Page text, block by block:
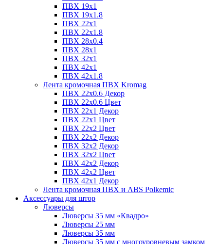
ПВХ 19х1
ПВХ 19х1.8
ПВХ 22х1
ПВХ 22х1.8
ПВХ 28х0.4
ПВХ 28х1
ПВХ 32x1
ПВХ 42х1
ПВХ 42х1.8
Лента кромочная ПВХ Kromag
ПВХ 22x0.6 Декор
ПВХ 22x0.6 Цвет
ПВХ 22x1 Декор
ПВХ 22x1 Цвет
ПВХ 22x2 Цвет
ПВХ 22x2 Декор
ПВХ 32x2 Декор
ПВХ 32x2 Цвет
ПВХ 42x2 Декор
ПВХ 42x2 Цвет
ПВХ 42x1 Декор
Лента кромочная ПВХ и ABS Polkemic
Аксессуары для штор
Люверсы
Люверсы 35 мм «Квадро»
Люверсы 25 мм
Люверсы 35 мм
Люверсы 35 мм с многоуровневым замком